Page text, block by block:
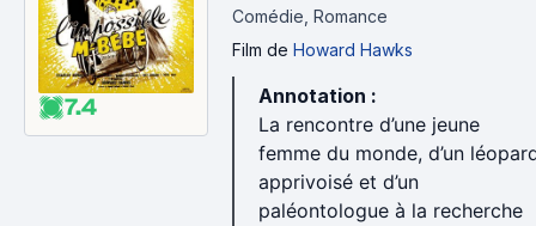
7.4
Comédie, Romance
Film de Howard Hawks
Annotation :
La rencontre d’une jeune
femme du monde, d’un
apprivoisé et d’un
paléontologue à la recherche